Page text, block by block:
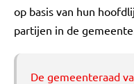
op basis van hun
partijen in de
De gemeenteraad